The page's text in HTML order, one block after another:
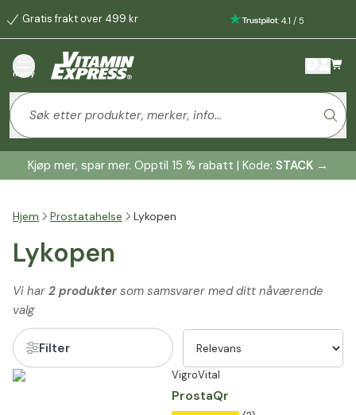
Gratis frakt over 499 kr : 4.1 / 5
meny
Kjøp mer, spar mer. Opptil 15 % rabatt | Kode: STACK →
Hjem Prostatahelse Lykopen
Lykopen
Vi har 2 produktersom samsvarer med ditt nåværende
valg
Filter
VigroVital
ProstaQr